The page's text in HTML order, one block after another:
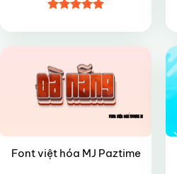
hạng4.95
Font việt hóa MJ Paztime